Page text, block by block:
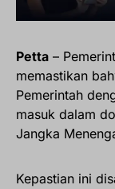
Petta –
memastikan
Pemerintah
masuk dalam
Jangka
Kepastian ini